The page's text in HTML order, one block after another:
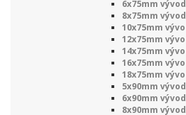
6x75mm vývod
8x75mm vývod
10x75mm
12x75mm
14x75mm
16x75mm
18x75mm
5x90mm vývod
6x90mm vývod
8x90mm vývod